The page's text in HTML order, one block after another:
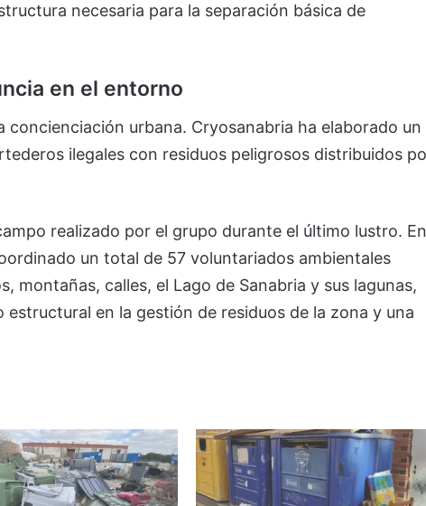
necesaria para la separación básica de
en el entorno
concienciación urbana. Cryosanabria ha elaborado un
ilegales con residuos peligrosos distribuidos
realizado por el grupo durante el último lustro. En
un total de 57 voluntariados ambientales
montañas, calles, el Lago de Sanabria y sus lagunas,
en la gestión de residuos de la zona y una